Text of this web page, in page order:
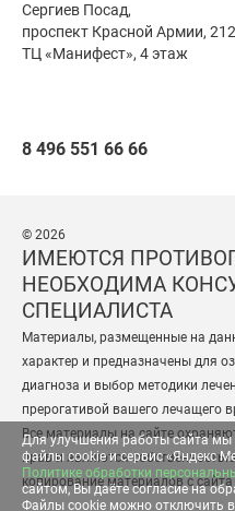
Для улучшения работы сайта мы
файлы cookie и сервис «Яндекс
Политике обработки
сайтом, Вы даёте согласие на
Файлы cookie можно отключить в
Сергиев Посад,
проспект Красной Армии,
ТЦ «Манифест», 4 этаж
8 496 551 66 66
© 2026
ИМЕЮТСЯ
НЕОБХОДИМА
СПЕЦИАЛИСТА
Материалы, размещенные на
характер и предназначены для
диагноза и выбор методики
прерогативой вашего лечащего
Все материалы на сайте
прав и являются
копирование материалов с